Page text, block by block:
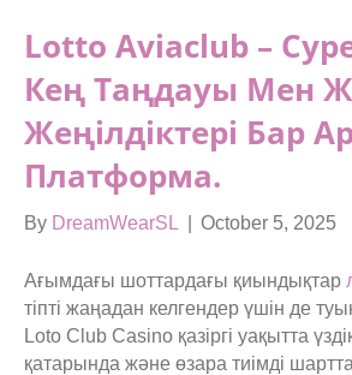
Lotto Aviaclub –
Кең Таңдауы Мен
Жеңілдіктері Бар
Платформа.
By DreamWearSL October 5, 2025
Ағымдағы шоттардағы қиындықтар
тіпті жаңадан келгендер үшін де
Loto Club Casino қазіргі уақытта
қатарында және өзара тиімді